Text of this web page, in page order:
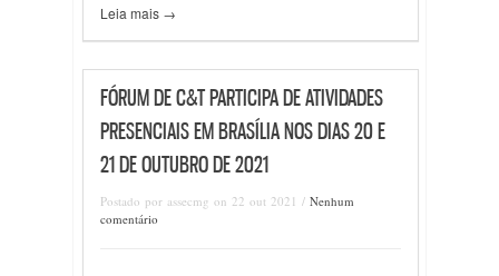
Leia mais →
FÓRUM DE C&T PARTICIPA DE ATIVIDADES
PRESENCIAIS EM BRASÍLIA NOS DIAS 20 E
21 DE OUTUBRO DE 2021
Postado por assecmg on 22 out 2021 / Nenhum
comentário